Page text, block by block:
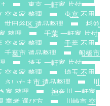
東京 一軒家 片付
空き家 整理
東京 不用
世田谷区 遺品整理
杉並
整理
千葉 一軒家 片付
空き家 整理
千葉 不用
千葉市 遺品整理
船橋市
埼玉 一軒家 片付
空き家 整理
埼玉 不用
さいたま市 遺品整理
川
家 整理
神奈川 一軒家
業者 選び方
川崎市 空